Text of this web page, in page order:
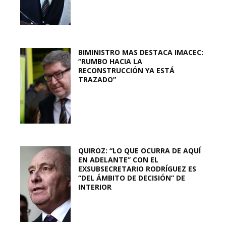
BIMINISTRO MAS DESTACA IMACEC:
“RUMBO HACIA LA
RECONSTRUCCIÓN YA ESTÁ
TRAZADO”
QUIROZ: “LO QUE OCURRA DE AQUÍ
EN ADELANTE” CON EL
EXSUBSECRETARIO RODRÍGUEZ ES
“DEL ÁMBITO DE DECISIÓN” DE
INTERIOR